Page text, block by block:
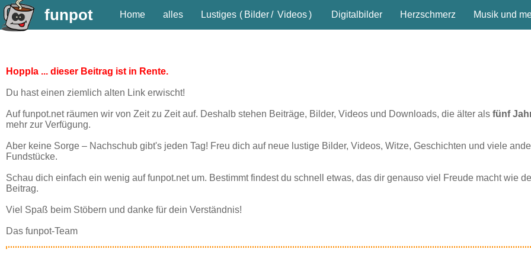
funpot Home alles Lustiges ( Bilder/ Videos) Digitalbilder Herzschmerz Musik und
Hoppla ... dieser Beitrag ist in Rente.
Du hast einen ziemlich alten Link erwischt!
Auf funpot.net räumen wir von Zeit zu Zeit auf. Deshalb stehen Beiträge, Bilder, Videos und Downloads, die älter als fünf
mehr zur Verfügung.
Aber keine Sorge – Nachschub gibt's jeden Tag! Freu dich auf neue lustige Bilder, Videos, Witze, Geschichten und viele
Fundstücke.
Schau dich einfach ein wenig auf funpot.net um. Bestimmt findest du schnell etwas, das dir genauso viel Freude macht wie
Beitrag.
Viel Spaß beim Stöbern und danke für dein Verständnis!
Das funpot-Team